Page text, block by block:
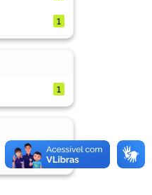
1
1
1